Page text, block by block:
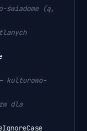
(ą,
kulturowo-
dla